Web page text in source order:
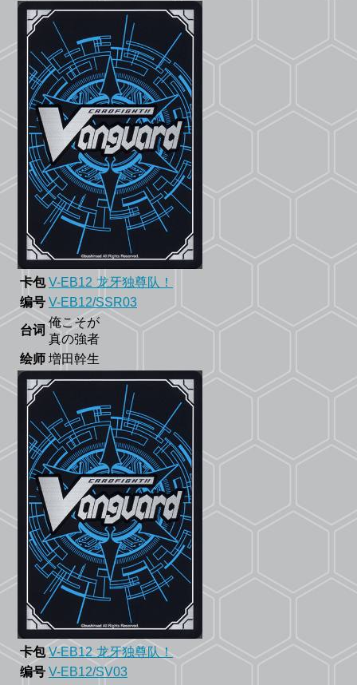
卡包 V-EB12 龙牙独尊队！
编号 V-EB12/SSR03
台词
俺こそが
真の強者
绘师 増田幹生
卡包 V-EB12 龙牙独尊队！
编号 V-EB12/SV03